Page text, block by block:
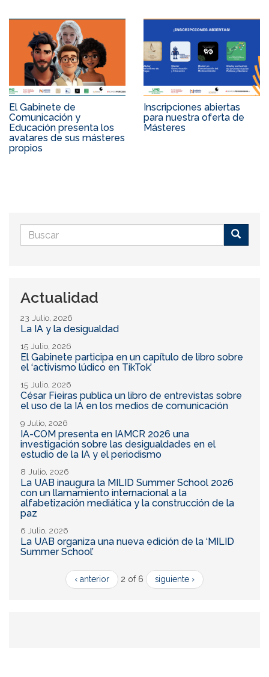
El Gabinete de
Comunicación y
Educación presenta los
avatares de sus másteres
propios
Inscripciones abiertas
para nuestra oferta de
Másteres
Formulario
de
Actualidad
23 Julio, 2026
La IA y la desigualdad
15 Julio, 2026
El Gabinete participa en un capítulo de libro sobre
el ‘activismo lúdico en TikTok’
15 Julio, 2026
César Fieiras publica un libro de entrevistas sobre
el uso de la IA en los medios de comunicación
9 Julio, 2026
IA-COM presenta en IAMCR 2026 una
investigación sobre las desigualdades en el
estudio de la IA y el periodismo
8 Julio, 2026
La UAB inaugura la MILID Summer School 2026
con un llamamiento internacional a la
alfabetización mediática y la construcción de la
paz
6 Julio, 2026
La UAB organiza una nueva edición de la ‘MILID
Summer School’
‹ anterior 2 of 6 siguiente ›